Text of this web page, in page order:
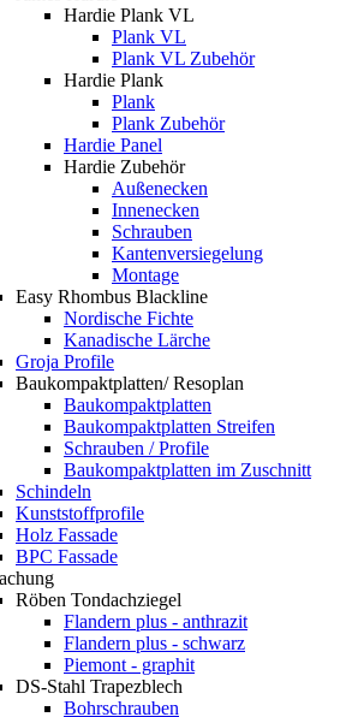
Hardie Plank VL
Plank VL
Plank VL Zubehör
Hardie Plank
Plank
Plank Zubehör
Hardie Panel
Hardie Zubehör
Außenecken
Innenecken
Schrauben
Kantenversiegelung
Montage
Easy Rhombus Blackline
Nordische Fichte
Kanadische Lärche
Groja Profile
Baukompaktplatten/ Resoplan
Baukompaktplatten
Baukompaktplatten Streifen
Schrauben / Profile
Baukompaktplatten im Zuschnitt
Schindeln
Kunststoffprofile
Holz Fassade
BPC Fassade
Röben Tondachziegel
Flandern plus - anthrazit
Flandern plus - schwarz
Piemont - graphit
DS-Stahl Trapezblech
Bohrschrauben